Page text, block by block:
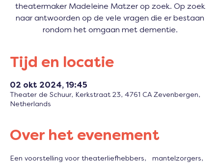
theatermaker Madeleine Matzer op zoek. Op zoek
naar antwoorden op de vele vragen die er bestaan
rondom het omgaan met dementie.
Tijd en locatie
02 okt 2024, 19:45
Theater de Schuur, Kerkstraat 23, 4761 CA Zevenbergen,
Netherlands
Over het evenement
Een voorstelling voor theaterliefhebbers,   mantelzorgers,